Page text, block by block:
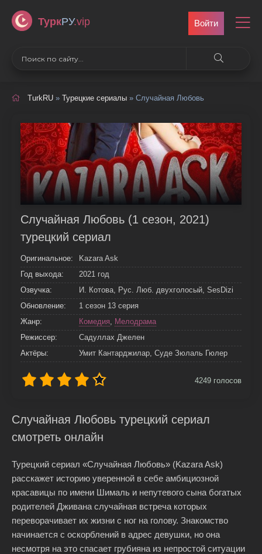
ТуркРУ.vip Войти
TurkRU » Турецкие сериалы » Случайная Любовь
Случайная Любовь (1 сезон, 2021)
турецкий сериал
Оригинальное:
Kazara Ask
Год выхода:
2021 год
Озвучка:
И. Котова, Рус. Люб. двухголосый, SesDizi
Обновление:
1 сезон 13 серия
Жанр:
Комедия, Мелодрама
Режиссер:
Садуллах Джелен
Актёры:
Умит Кантарджилар, Суде Зюлаль Гюлер
4249 голосов
Случайная Любовь турецкий сериал
смотреть онлайн
Турецкий сериал «Случайная Любовь» (Kazara Ask)
расскажет историю уверенной в себе амбициозной
красавицы по имени Шималь и непутевого сына богатых
родителей Дживана случайная встреча которых
переворачивает их жизни с ног на голову. Знакомство
начинается с оскорблений в адрес девушки, но она
несмотря на это спасает грубияна из непростой ситуации